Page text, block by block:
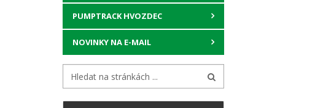
PUMPTRACK HVOZDEC
NOVINKY NA E-MAIL